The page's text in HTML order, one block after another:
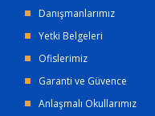
Danışmanlarımız
Yetki Belgeleri
Ofislerimiz
Garanti ve Güvence
Anlaşmalı Okullarımız